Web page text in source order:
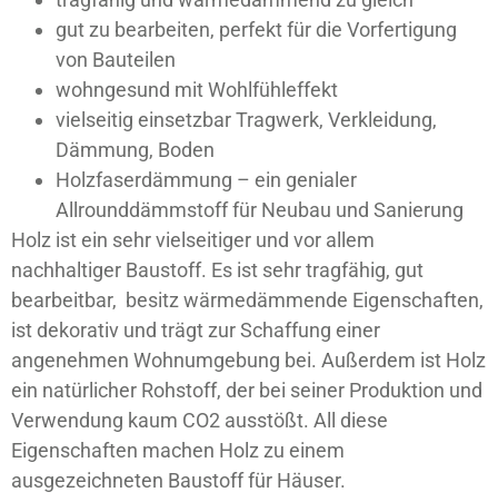
gut zu bearbeiten, perfekt für die Vorfertigung
von Bauteilen
wohngesund mit Wohlfühleffekt
vielseitig einsetzbar Tragwerk, Verkleidung,
Dämmung, Boden
Holzfaserdämmung – ein genialer
Allrounddämmstoff für Neubau und Sanierung
Holz ist ein sehr vielseitiger und vor allem
nachhaltiger Baustoff. Es ist sehr tragfähig, gut
bearbeitbar, besitz wärmedämmende Eigenschaften,
ist dekorativ und trägt zur Schaffung einer
angenehmen Wohnumgebung bei. Außerdem ist Holz
ein natürlicher Rohstoff, der bei seiner Produktion und
Verwendung kaum CO2 ausstößt. All diese
Eigenschaften machen Holz zu einem
ausgezeichneten Baustoff für Häuser.